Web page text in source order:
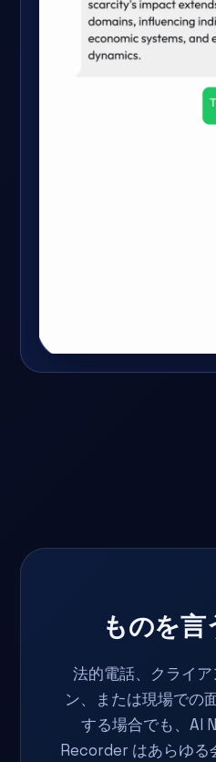
ものを言
法的電話、クライ
ン、または現場での
する場合でも、AI
Recorder はあらゆる